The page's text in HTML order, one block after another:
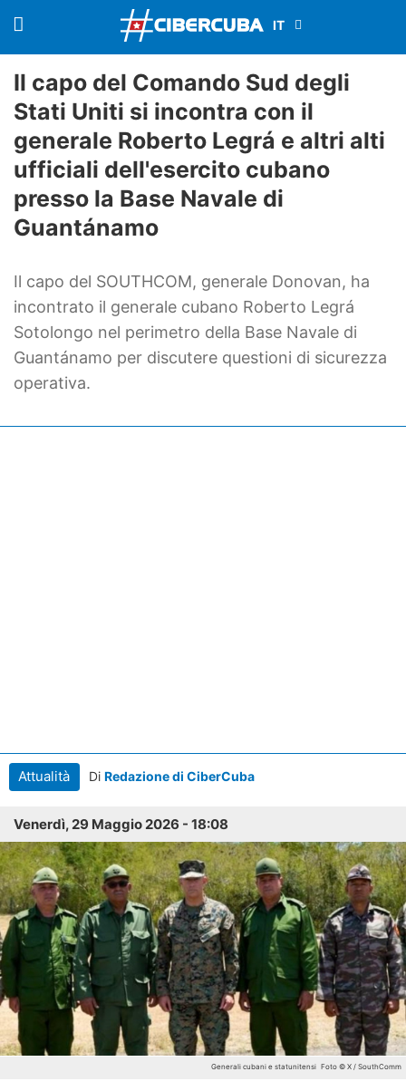
Il capo del Comando Sud degli
Stati Uniti si incontra con il
generale Roberto Legrá e altri alti
ufficiali dell'esercito cubano
presso la Base Navale di
Guantánamo
Il capo del SOUTHCOM, generale Donovan, ha
incontrato il generale cubano Roberto Legrá
Sotolongo nel perimetro della Base Navale di
Guantánamo per discutere questioni di sicurezza
operativa.
Attualità Di Redazione di CiberCuba
Venerdì, 29 Maggio 2026 - 18:08
Generali cubani e statunitensi Foto © X / SouthComm